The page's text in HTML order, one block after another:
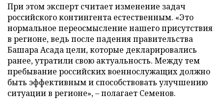
При этом эксперт считает изменение задач
российского контингента естественным. «Это
нормальное переосмысление нашего присутствия
в регионе, ведь после падения правительства
Башара Асада цели, которые декларировались
ранее, утратили свою актуальность. Между тем
пребывание российских военнослужащих должно
быть эффективным и способствовать улучшению
ситуации в регионе», – полагает Семенов.